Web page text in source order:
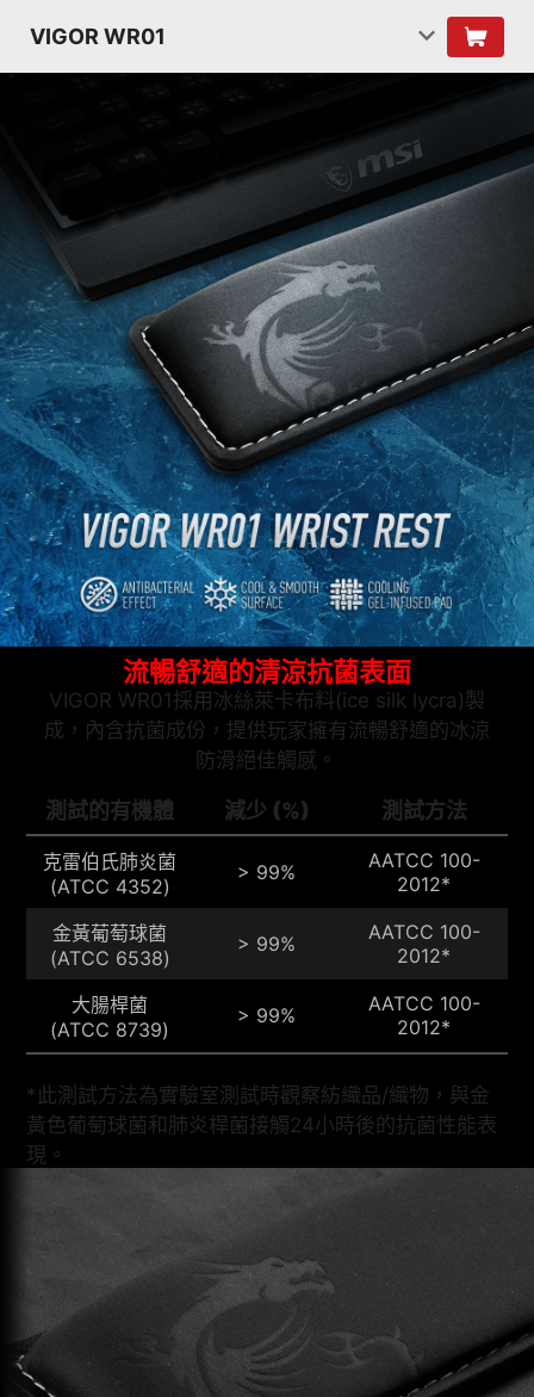
VIGOR WR01
流暢舒適的清涼抗菌表面
VIGOR WR01採用冰絲萊卡布料(ice silk lycra)製
成，內含抗菌成份，提供玩家擁有流暢舒適的冰涼
防滑絕佳觸感。
測試的有機體 減少 (%) 測試方法
克雷伯氏肺炎菌
(ATCC 4352)
> 99%
AATCC 100-
2012*
金黃葡萄球菌
(ATCC 6538)
> 99%
AATCC 100-
2012*
大腸桿菌
(ATCC 8739)
> 99%
AATCC 100-
2012*
*此測試方法為實驗室測試時觀察紡織品/織物，與金
黃色葡萄球菌和肺炎桿菌接觸24小時後的抗菌性能表
現。